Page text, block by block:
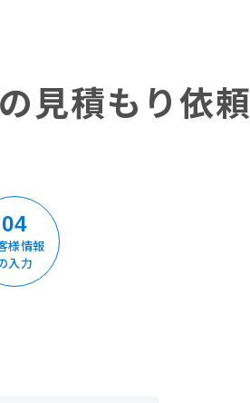
見積もり依頼
04
様情報
入力